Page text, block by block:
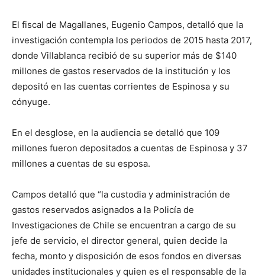
El fiscal de Magallanes, Eugenio Campos, detalló que la
investigación contempla los periodos de 2015 hasta 2017,
donde Villablanca recibió de su superior más de $140
millones de gastos reservados de la institución y los
depositó en las cuentas corrientes de Espinosa y su
cónyuge.
En el desglose, en la audiencia se detalló que 109
millones fueron depositados a cuentas de Espinosa y 37
millones a cuentas de su esposa.
Campos detalló que “la custodia y administración de
gastos reservados asignados a la Policía de
Investigaciones de Chile se encuentran a cargo de su
jefe de servicio, el director general, quien decide la
fecha, monto y disposición de esos fondos en diversas
unidades institucionales y quien es el responsable de la